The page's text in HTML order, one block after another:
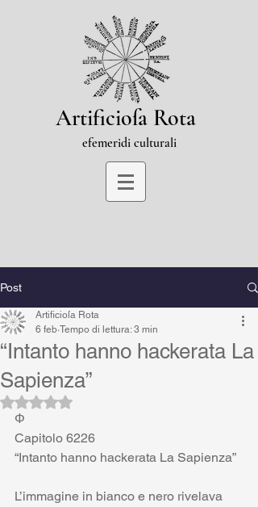
Artificioſa Rota
efemeridi culturali
Post
“Intanto hanno hackerata La
Sapienza”
Artificioſa Rota
6 feb Tempo di lettura: 3 min
Valutazione NaN stelle su 5.
Φ
Capitolo 6226
“Intanto hanno hackerata La Sapienza”
L’immagine in bianco e nero rivelava